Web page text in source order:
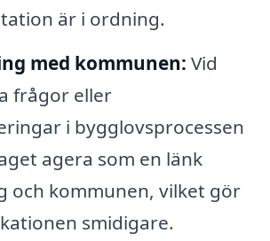
är i ordning.
med kommunen: Vid
frågor eller
i bygglovsprocessen
agera som en länk
och kommunen, vilket gör
smidigare.